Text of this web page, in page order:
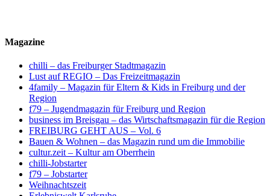
Magazine
chilli – das Freiburger Stadtmagazin
Lust auf REGIO – Das Freizeitmagazin
4family – Magazin für Eltern & Kids in Freiburg und der
Region
f79 – Jugendmagazin für Freiburg und Region
business im Breisgau – das Wirtschaftsmagazin für die Region
FREIBURG GEHT AUS – Vol. 6
Bauen & Wohnen – das Magazin rund um die Immobilie
cultur.zeit – Kultur am Oberrhein
chilli-Jobstarter
f79 – Jobstarter
Weihnachtszeit